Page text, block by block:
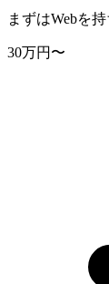
まずはWebを
30万円〜